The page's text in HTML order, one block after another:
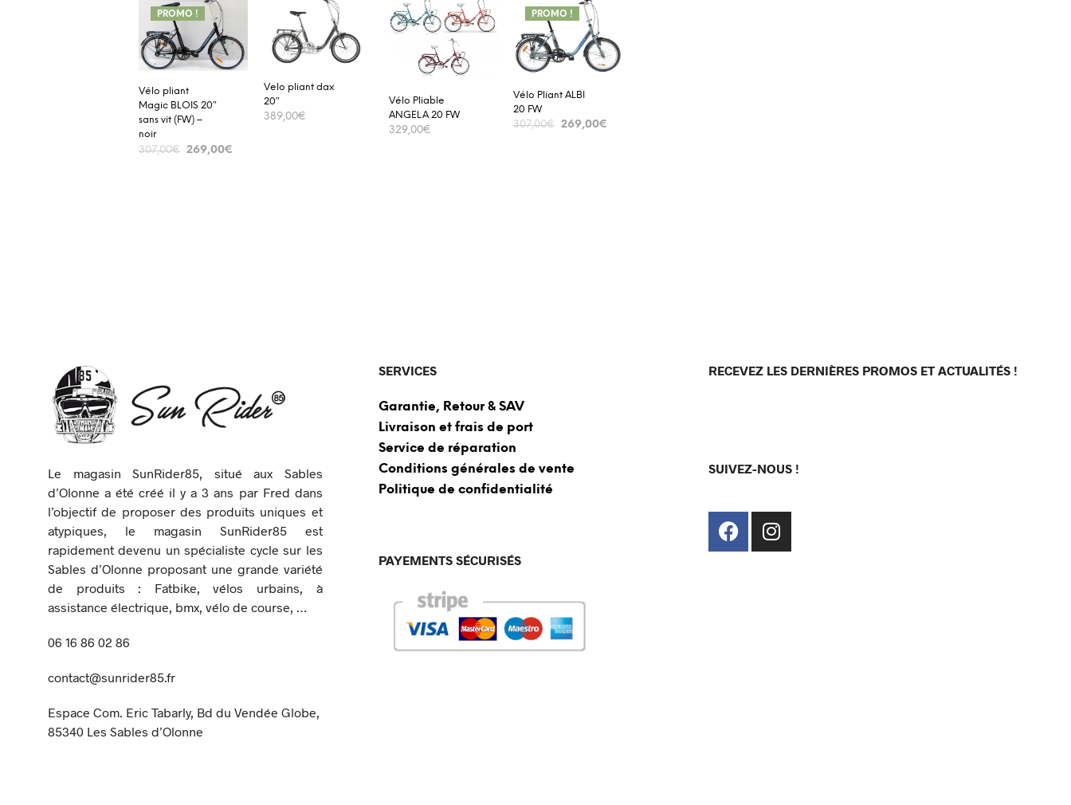
PROMO !
Vélo pliant
Magic BLOIS 20″
sans vit (FW) –
noir
307,00€ 269,00€
Velo pliant dax
20″
389,00€
Vélo Pliable
ANGELA 20 FW
329,00€
PROMO !
Vélo Pliant ALBI
20 FW
307,00€ 269,00€
Le magasin SunRider85, situé aux Sables
d’Olonne a été créé il y a 3 ans par Fred dans
l’objectif de proposer des produits uniques et
atypiques, le magasin SunRider85 est
rapidement devenu un spécialiste cycle sur les
Sables d’Olonne proposant une grande variété
de produits : Fatbike, vélos urbains, à
assistance électrique, bmx, vélo de course, …
06 16 86 02 86
contact@sunrider85.fr
Espace Com. Eric Tabarly, Bd du Vendée Globe,
85340 Les Sables d’Olonne
SERVICES
Garantie, Retour & SAV
Livraison et frais de port
Service de réparation
Conditions générales de vente
Politique de confidentialité
PAYEMENTS SÉCURISÉS
RECEVEZ LES DERNIÈRES PROMOS ET ACTUALITÉS !
SUIVEZ-NOUS !